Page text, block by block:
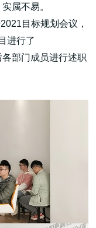
属不易。
目标规划会议，
进行了
部门成员进行述职